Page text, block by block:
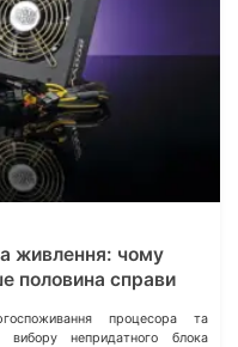
живлення: чому
половина справи
процесора та
вибору непридатного блока